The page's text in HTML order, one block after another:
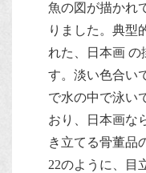
魚の図が描かれ
りました。典型
れた、日本画
す。淡い色合い
で水の中で泳い
おり、日本画な
き立てる骨董品
22のように、目